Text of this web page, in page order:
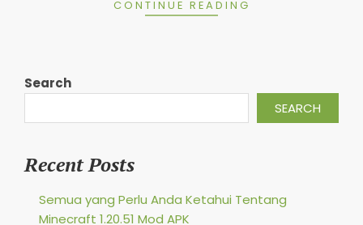
CONTINUE READING
Search
SEARCH
Recent Posts
Semua yang Perlu Anda Ketahui Tentang
Minecraft 1.20.51 Mod APK